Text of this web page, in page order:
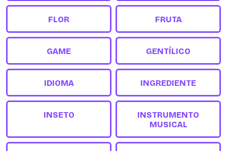
FLOR FRUTA
GAME GENTÍLICO
IDIOMA INGREDIENTE
INSETO
INSTRUMENTO
MUSICAL